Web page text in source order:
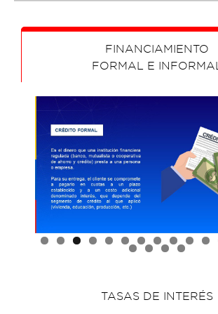
FINANCIAMIENTO
FORMAL E INFORMAL
TASAS DE INTERÉS